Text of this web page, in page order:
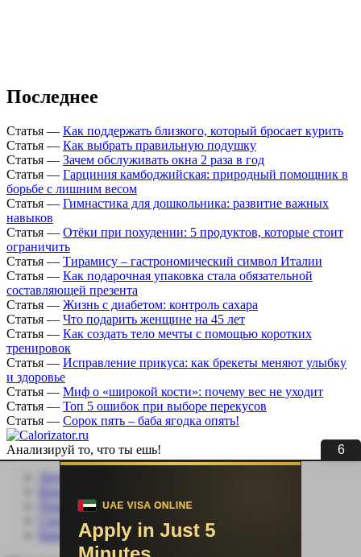
5
Последнее
Статья — Как поддержать близкого, который бросает курить
Статья — Как выбрать правильную подушку
Статья — Зачем обслуживать окна 2 раза в год
Статья — Гарциния камбоджийская: природный помощник в
борьбе с лишним весом
Статья — Гимнастика для дошкольника: развитие важных
навыков
Статья — Отёки при похудении: 5 продуктов, которые стоит
ограничить
Статья — Тирамису – гастрономический символ Италии
Статья — Как подарочная упаковка стала обязательной
составляющей презента
Статья — Жизнь с диабетом: контроль сахара
Статья — Что подарить женщине на 45 лет
Статья — Как создать тело мечты с помощью коротких
тренировок
Статья — Исправление прикуса: как брекеты меняют улыбку
и здоровье
Статья — Миф о «широкой кости»: почему вес не уходит
Статья — Топ 5 ошибок при выборе перекусов
Статья — Сорок пять – баба ягодка опять!
Анализируй то, что ты ешь!
Личный кабинет
Помощь сайту
Соцсети
Карта сайта